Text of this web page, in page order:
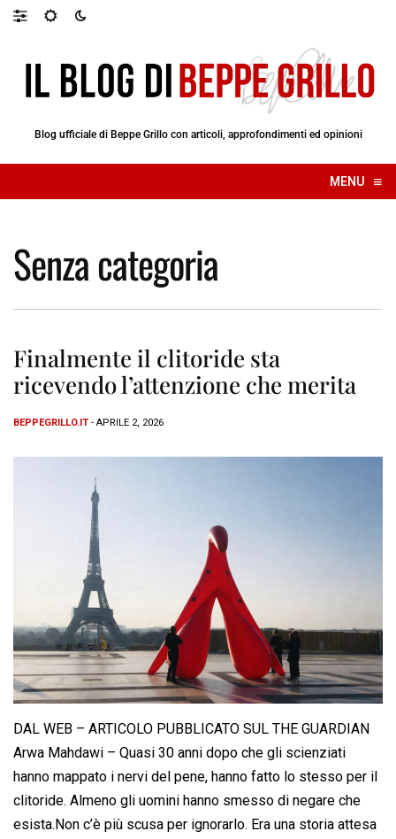
Blog ufficiale di Beppe Grillo con articoli, approfondimenti ed opinioni
MENU ≡
☰
Senza categoria
Finalmente il clitoride sta
ricevendo l’attenzione che merita
BEPPEGRILLO.IT - APRILE 2, 2026
DAL WEB – ARTICOLO PUBBLICATO SUL THE GUARDIAN
Arwa Mahdawi – Quasi 30 anni dopo che gli scienziati
hanno mappato i nervi del pene, hanno fatto lo stesso per il
clitoride. Almeno gli uomini hanno smesso di negare che
esista.Non c’è più scusa per ignorarlo. Era una storia attesa